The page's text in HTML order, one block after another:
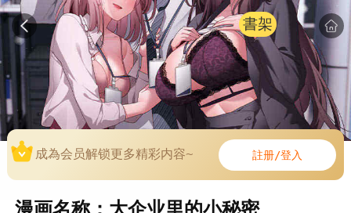
書架
成為会员解锁更多精彩内容~ 註册/登入